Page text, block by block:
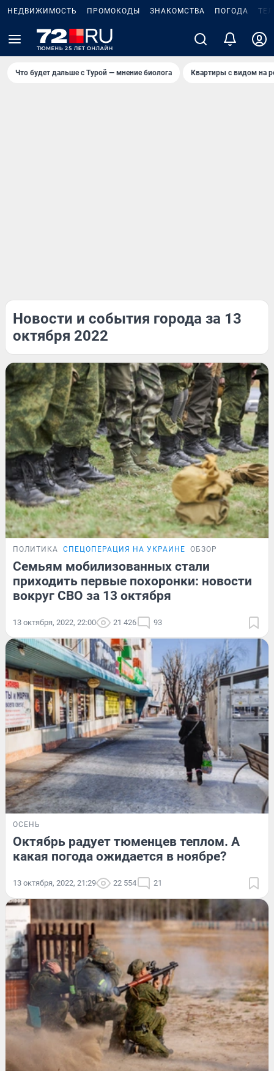
НЕДВИЖИМОСТЬ ПРОМОКОДЫ ЗНАКОМСТВА ПОГОДА
Что будет дальше с Турой — мнение биолога Квартиры с видом на
Новости и события города за 13
октября 2022
ПОЛИТИКА СПЕЦОПЕРАЦИЯ НА УКРАИНЕ ОБЗОР
Семьям мобилизованных стали
приходить первые похоронки: новости
вокруг СВО за 13 октября
13 октября, 2022, 22:00 21 426 93
ОСЕНЬ
Октябрь радует тюменцев теплом. А
какая погода ожидается в ноябре?
13 октября, 2022, 21:29 22 554 21